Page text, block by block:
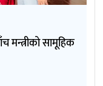
मन्त्रीको सामूहिक